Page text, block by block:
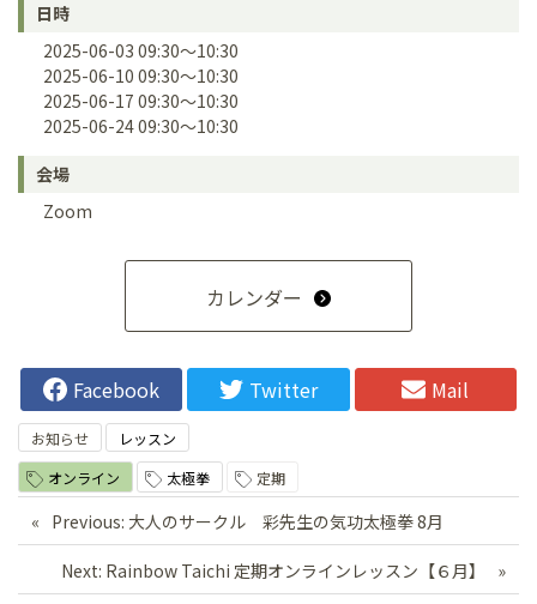
日時
2025-06-03 09:30～10:30
2025-06-10 09:30～10:30
2025-06-17 09:30～10:30
2025-06-24 09:30～10:30
会場
Zoom
カレンダー
Facebook Twitter Mail
お知らせ
レッスン
オンライン
太極拳 定期
投
稿
ナ
Previous: 大人のサークル 彩先生の気功太極拳 8月
Next: Rainbow Taichi 定期オンラインレッスン【６月】